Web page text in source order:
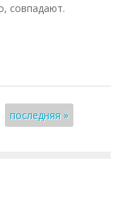
совпадают.
последняя »